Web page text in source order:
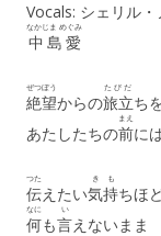
Vocals: シェリル
中島愛
なかじま めぐみ
絶望
ぜつぼう
からの旅立
たびだ
ち
あたしたちの前
まえ
に
伝
つた
えたい気持
きも
ちほ
何
なに
も言
い
えないまま